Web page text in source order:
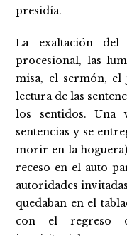
presidía.
La exaltación del
procesional, las
misa, el sermón, el
lectura de las
los sentidos. Una
sentencias y se
morir en la
receso en el auto
autoridades
quedaban en el
con el regreso